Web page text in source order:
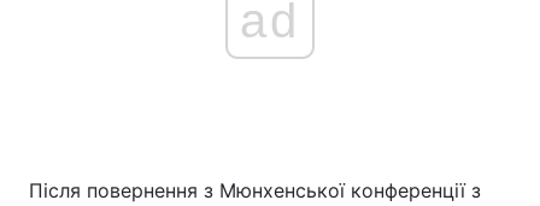
Головна
ad
Після повернення з Мюнхенської конференції з